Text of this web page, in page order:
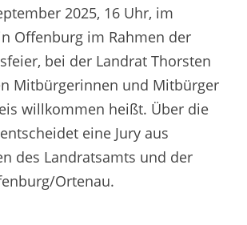
2025, 16 Uhr, im
Offenburg im Rahmen der
bei der Landrat Thorsten
Mitbürgerinnen und Mitbürger
willkommen heißt. Über die
eine Jury aus
des Landratsamts und der
Ortenau.